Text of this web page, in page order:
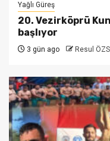
Yağlı Güreş
20. Vezirköprü
başlıyor
3 gün ago Resul